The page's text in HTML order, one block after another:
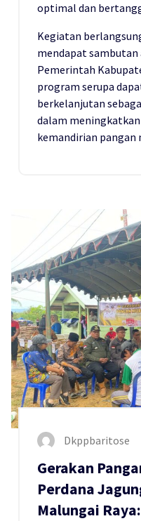
optimal dan
Kegiatan
mendapat sambutan
Pemerintah
program serupa
berkelanjutan
dalam
kemandirian pangan
Dkppbaritose
Gerakan
Perdana
Malungai